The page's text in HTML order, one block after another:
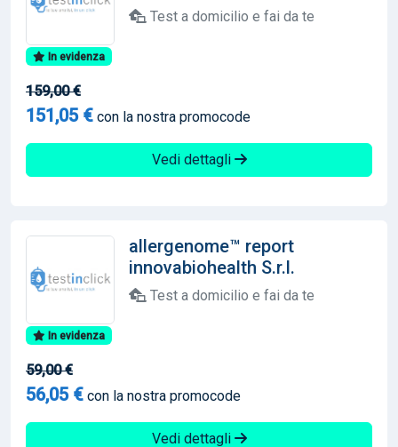
Test a domicilio e fai da te
In evidenza
159,00 €
151,05 € con la nostra promocode
Vedi dettagli
allergenome™ report
innovabiohealth S.r.l.
Test a domicilio e fai da te
In evidenza
59,00 €
56,05 € con la nostra promocode
Vedi dettagli